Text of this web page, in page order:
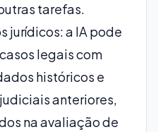
tarefas.
jurídicos: a IA pode
legais com
históricos e
anteriores,
na avaliação de